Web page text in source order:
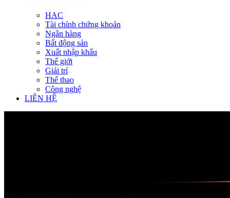
HAC
Tài chính chứng khoán
Ngân hàng
Bất động sản
Xuất nhập khẩu
Thế giới
Giải trí
Thể thao
Công nghệ
LIÊN HỆ